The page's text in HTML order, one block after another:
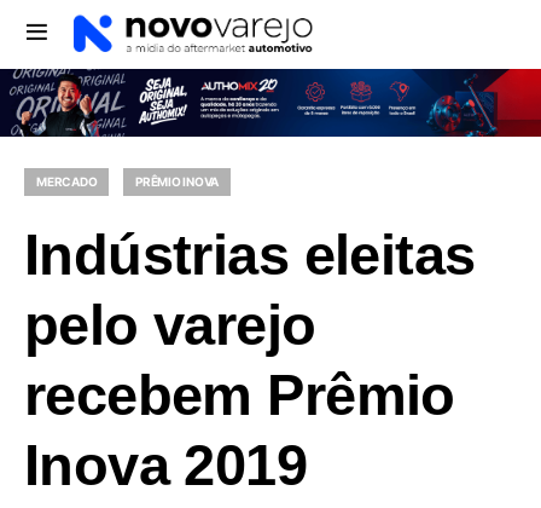
MERCADO PRÊMIO INOVA
Indústrias eleitas
pelo varejo
recebem Prêmio
Inova 2019